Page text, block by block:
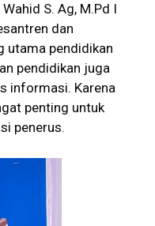
S. Ag, M.Pd I
dan
utama pendidikan
pendidikan juga
informasi. Karena
penting untuk
penerus.